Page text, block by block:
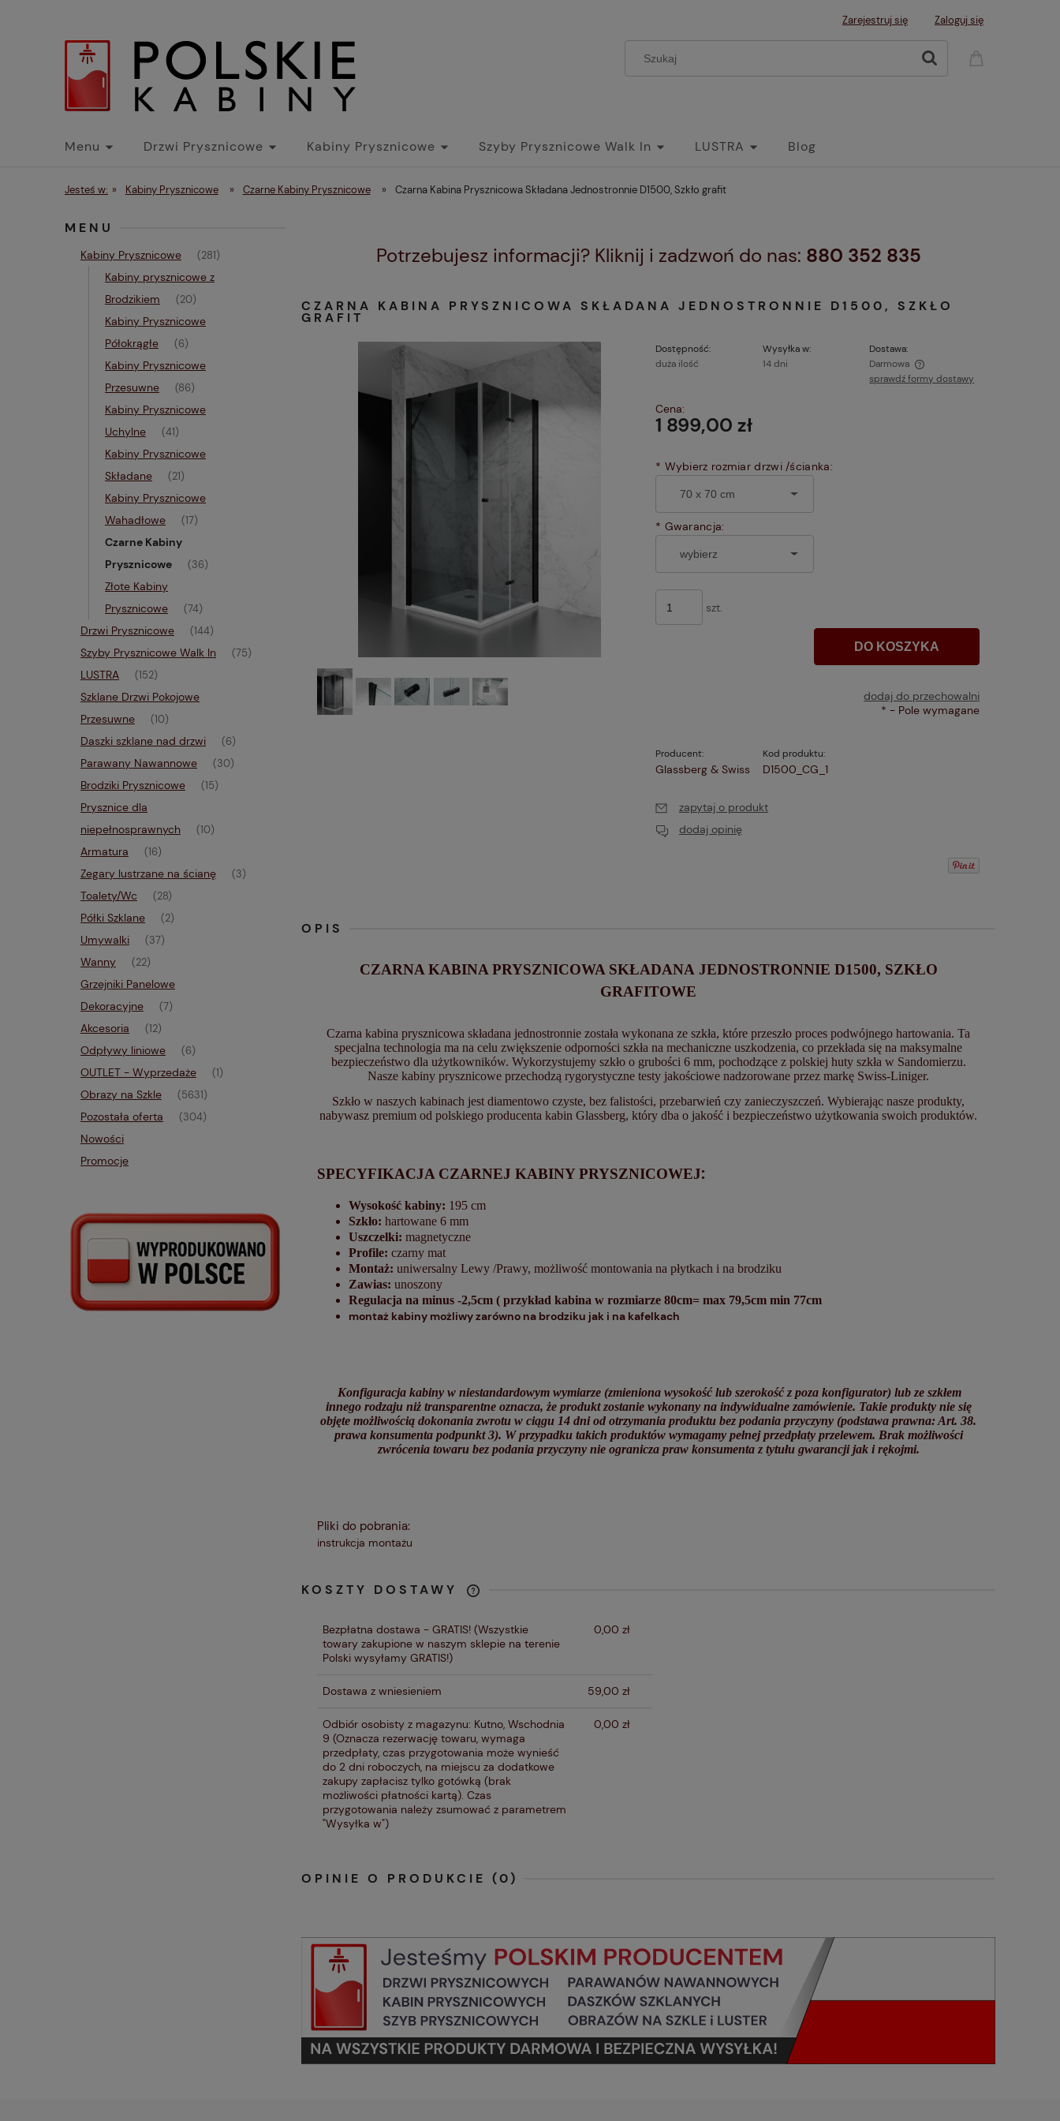
Zarejestruj się Zaloguj się
Menu Drzwi Prysznicowe Kabiny Prysznicowe Szyby Prysznicowe Walk In LUSTRA Blog
Jesteś w: » Kabiny Prysznicowe » Czarne Kabiny Prysznicowe » Czarna Kabina Prysznicowa Składana Jednostronnie D1500, Szkło grafit
MENU
Kabiny Prysznicowe (281)
Kabiny prysznicowe z
Brodzikiem
(20)
Kabiny Prysznicowe
Półokrągłe
(6)
Kabiny Prysznicowe
Przesuwne
(86)
Kabiny Prysznicowe
Uchylne
(41)
Kabiny Prysznicowe
Składane
(21)
Kabiny Prysznicowe
Wahadłowe
(17)
Czarne Kabiny
Prysznicowe
(36)
Złote Kabiny
Prysznicowe
(74)
Drzwi Prysznicowe (144)
Szyby Prysznicowe Walk In (75)
LUSTRA (152)
Szklane Drzwi Pokojowe
Przesuwne
(10)
Daszki szklane nad drzwi (6)
Parawany Nawannowe (30)
Brodziki Prysznicowe (15)
Prysznice dla
niepełnosprawnych
(10)
Armatura (16)
Zegary lustrzane na ścianę (3)
Toalety/Wc (28)
Półki Szklane (2)
Umywalki (37)
Wanny (22)
Grzejniki Panelowe
Dekoracyjne
(7)
Akcesoria (12)
Odpływy liniowe (6)
OUTLET - Wyprzedaże (1)
Obrazy na Szkle (5631)
Pozostała oferta (304)
Nowości
Promocje
Potrzebujesz informacji? Kliknij i zadzwoń do nas: 880 352 835
CZARNA KABINA PRYSZNICOWA SKŁADANA JEDNOSTRONNIE D1500, SZKŁO
GRAFIT
Dostępność:
duża ilość
Wysyłka w:
14 dni
Dostawa:
Darmowa
sprawdź formy dostawy
Cena:
1 899,00 zł
* Wybierz rozmiar drzwi /ścianka:
* Gwarancja:
szt.
DO KOSZYKA
dodaj do przechowalni
* - Pole wymagane
Producent:
Glassberg & Swiss
Kod produktu:
D1500_CG_1
zapytaj o produkt
dodaj opinię
OPIS
CZARNA KABINA PRYSZNICOWA SKŁADANA JEDNOSTRONNIE D1500, SZKŁO
GRAFITOWE
Czarna kabina prysznicowa składana jednostronnie została wykonana ze szkła, które przeszło proces podwójnego hartowania. Ta
specjalna technologia ma na celu zwiększenie odporności szkła na mechaniczne uszkodzenia, co przekłada się na maksymalne
bezpieczeństwo dla użytkowników. Wykorzystujemy szkło o grubości 6 mm, pochodzące z polskiej huty szkła w Sandomierzu.
Nasze kabiny prysznicowe przechodzą rygorystyczne testy jakościowe nadzorowane przez markę Swiss-Liniger.
Szkło w naszych kabinach jest diamentowo czyste, bez falistości, przebarwień czy zanieczyszczeń. Wybierając nasze produkty,
nabywasz premium od polskiego producenta kabin Glassberg, który dba o jakość i bezpieczeństwo użytkowania swoich produktów.
SPECYFIKACJA CZARNEJ KABINY PRYSZNICOWEJ:
Wysokość kabiny: 195 cm
Szkło: hartowane 6 mm
Uszczelki: magnetyczne
Profile: czarny mat
Montaż: uniwersalny Lewy /Prawy, możliwość montowania na płytkach i na brodziku
Zawias: unoszony
Regulacja na minus -2,5cm ( przykład kabina w rozmiarze 80cm= max 79,5cm min 77cm
montaż kabiny możliwy zarówno na brodziku jak i na kafelkach
Konfiguracja kabiny w niestandardowym wymiarze (zmieniona wysokość lub szerokość z poza konfigurator) lub ze szkłem
innego rodzaju niż transparentne oznacza, że produkt zostanie wykonany na indywidualne zamówienie. Takie produkty nie się
objęte możliwością dokonania zwrotu w ciągu 14 dni od otrzymania produktu bez podania przyczyny (podstawa prawna: Art. 38.
prawa konsumenta podpunkt 3). W przypadku takich produktów wymagamy pełnej przedpłaty przelewem. Brak możliwości
zwrócenia towaru bez podania przyczyny nie ogranicza praw konsumenta z tytułu gwarancji jak i rękojmi.
Pliki do pobrania:
instrukcja montażu
KOSZTY DOSTAWY
CENA NIE ZAWIERA
EWENTUALNYCH KOSZTÓW
Bezpłatna dostawa - GRATIS! (Wszystkie
towary zakupione w naszym sklepie na terenie
Polski wysyłamy GRATIS!)
0,00 zł
Dostawa z wniesieniem 59,00 zł
Odbiór osobisty z magazynu: Kutno, Wschodnia
9 (Oznacza rezerwację towaru, wymaga
przedpłaty, czas przygotowania może wynieść
do 2 dni roboczych, na miejscu za dodatkowe
zakupy zapłacisz tylko gotówką (brak
możliwości płatności kartą). Czas
przygotowania należy zsumować z parametrem
"Wysyłka w")
0,00 zł
OPINIE O PRODUKCIE (0)